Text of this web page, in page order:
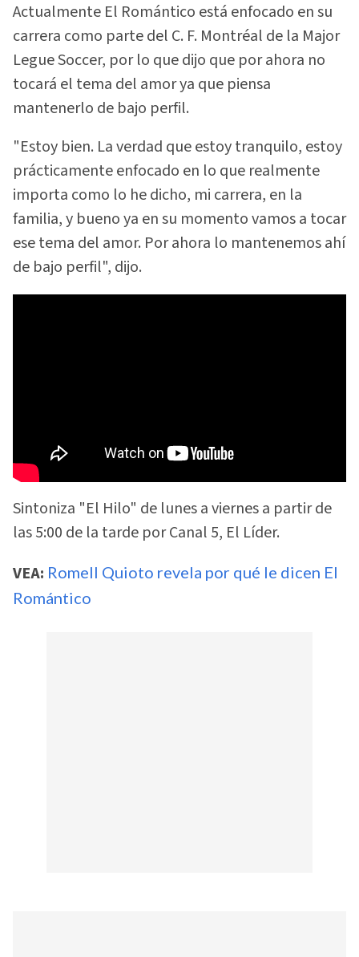
Actualmente El Romántico está enfocado en su
carrera como parte del C. F. Montréal de la Major
Legue Soccer, por lo que dijo que por ahora no
tocará el tema del amor ya que piensa
mantenerlo de bajo perfil.
"Estoy bien. La verdad que estoy tranquilo, estoy
prácticamente enfocado en lo que realmente
importa como lo he dicho, mi carrera, en la
familia, y bueno ya en su momento vamos a tocar
ese tema del amor. Por ahora lo mantenemos ahí
de bajo perfil", dijo.
Sintoniza "El Hilo" de lunes a viernes a partir de
las 5:00 de la tarde por Canal 5, El Líder.
VEA: Romell Quioto revela por qué le dicen El
Romántico